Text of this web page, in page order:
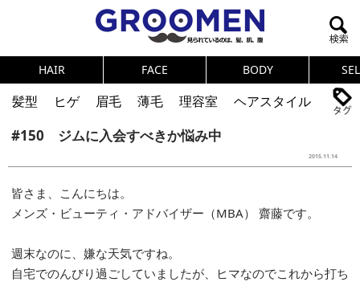
HAIR FACE BODY
髪型 ヒゲ 眉毛 薄毛 理容室
ヘアスタイル
ヘアカタログ
体臭 ニオイ
連載
メンズコスメ
NEWS PICK UP 筋肉
女の本音
テストステロン
海外セレブ 眉毛
メタボ
トレーニング
好印象な男
頭皮ケア
#150 ジムに入会すべきか悩み中
2015.11.14
皆さま、こんにちは。
メンズ・ビューティ・アドバイザー（MBA） 齋藤です。
週末なのに、嫌な天気ですね。
自宅でのんびり過ごしていましたが、ヒマなのでこれから打ち